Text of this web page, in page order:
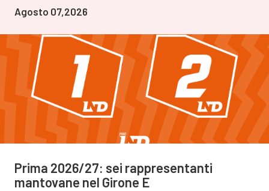
Agosto 07,2026
Prima 2026/27: sei rappresentanti
mantovane nel Girone E